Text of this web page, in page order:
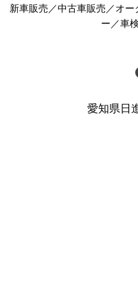
新車販売／中古車販売／オ
ー／車
愛知県日